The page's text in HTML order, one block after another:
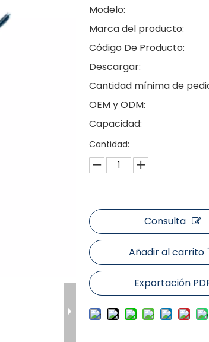
Modelo:
Marca del producto:
Código De Producto:
Descargar:
Cantidad mínima de
OEM y ODM:
Capacidad:
Cantidad:
Consulta
Añadir al carrito
Exportación